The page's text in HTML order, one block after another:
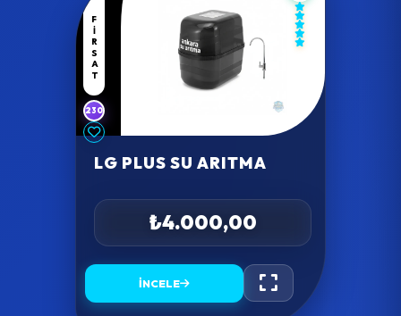
FIRSAT
230
LG PLUS SU ARITMA
₺4.000,00
İNCELE